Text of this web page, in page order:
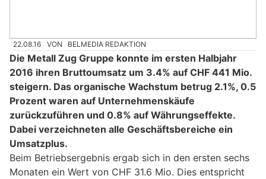
22.08.16 VON BELMEDIA REDAKTION
Die Metall Zug Gruppe konnte im ersten Halbjahr
2016 ihren Bruttoumsatz um 3.4% auf CHF 441 Mio.
steigern. Das organische Wachstum betrug 2.1%, 0.5
Prozent waren auf Unternehmenskäufe
zurückzuführen und 0.8% auf Währungseffekte.
Dabei verzeichneten alle Geschäftsbereiche ein
Umsatzplus.
Beim Betriebsergebnis ergab sich in den ersten sechs
Monaten ein Wert von CHF 31.6 Mio. Dies entspricht